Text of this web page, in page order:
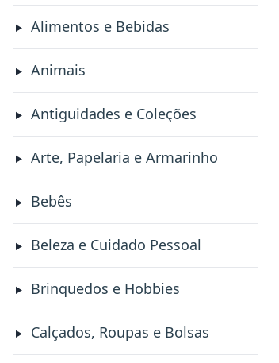
Alimentos e Bebidas
Animais
Antiguidades e Coleções
Arte, Papelaria e Armarinho
Bebês
Beleza e Cuidado Pessoal
Brinquedos e Hobbies
Calçados, Roupas e Bolsas